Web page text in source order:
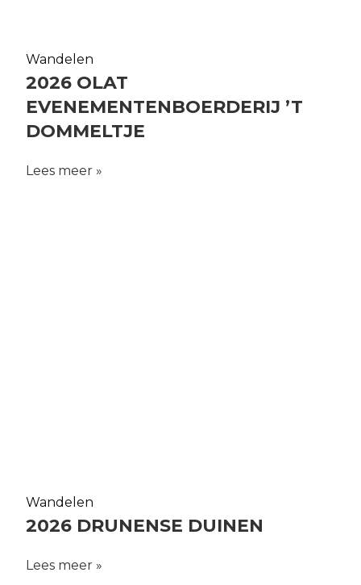
Wandelen
2026 OLAT
EVENEMENTENBOERDERIJ ’T
DOMMELTJE
Lees meer »
Wandelen
2026 DRUNENSE DUINEN
Lees meer »